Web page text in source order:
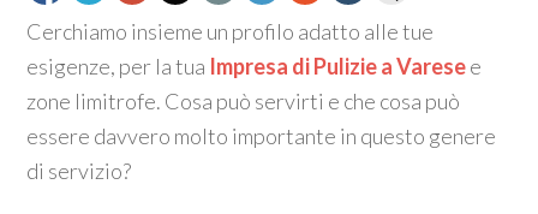
Cerchiamo insieme un profilo adatto alle tue
esigenze, per la tua Impresa di Pulizie a Varesee
zone limitrofe. Cosa può servirti e che cosa può
essere davvero molto importante in questo genere
di servizio?